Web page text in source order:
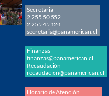
Secretaria
2 255 50 552
2 255 45 124
secretaria@panamerican.cl
Finanzas
finanzas@panamerican.cl
Recaudación
recaudacion@panamerican.cl
Horario de Atención